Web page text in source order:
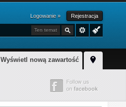
Logowanie » Rejestracja
Ten temat
Wyświetl nową zawartość